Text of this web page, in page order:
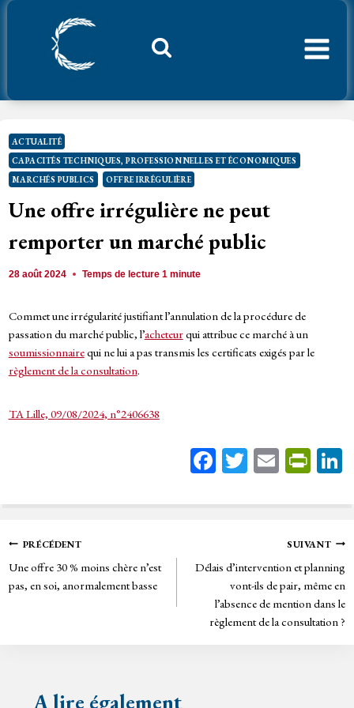
Aller
ACTUALITÉ
CAPACITÉS TECHNIQUES, PROFESSIONNELLES ET ÉCONOMIQUES
MARCHÉS PUBLICS
OFFRE IRRÉGULIÈRE
Une offre irrégulière ne peut
remporter un marché public
28 août 2024 Temps de lecture1 minute
Commet une irrégularité justifiant l’annulation de la procédure de
passation du marché public, l’acheteurqui attribue ce marché à un
soumissionnairequi ne lui a pas transmis les certificats exigés par le
règlement de la consultation.
TA Lille, 09/08/2024, n°2406638
Fa
bo
T
tt
E
ail
Pr
tF
rie
n
dl
y
Navigation
de
PRÉCÉDENT
Une offre 30 % moins chère n’est
pas, en soi, anormalement basse
SUIVANT
Délais d’intervention et planning
vont-ils de pair, même en
l’absence de mention dans le
règlement de la consultation ?
A lire également